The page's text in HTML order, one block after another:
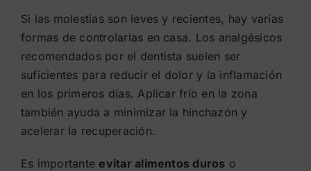
Si las molestias son leves y recientes, hay varias
formas de controlarlas en casa. Los analgésicos
recomendados por el dentista suelen ser
suficientes para reducir el dolor y la inflamación
en los primeros días. Aplicar frío en la zona
también ayuda a minimizar la hinchazón y
acelerar la recuperación.
Es importante evitar alimentos duros o